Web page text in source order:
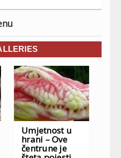
Umjetnost u
hrani – Ove
čentrune je